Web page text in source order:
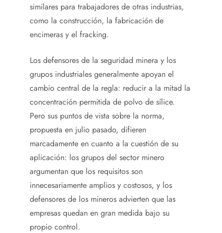
similares para trabajadores de otras industrias,
como la construcción, la fabricación de
encimeras y el fracking.
Los defensores de la seguridad minera y los
grupos industriales generalmente apoyan el
cambio central de la regla: reducir a la mitad la
concentración permitida de polvo de sílice.
Pero sus puntos de vista sobre la norma,
propuesta en julio pasado, difieren
marcadamente en cuanto a la cuestión de su
aplicación: los grupos del sector minero
argumentan que los requisitos son
innecesariamente amplios y costosos, y los
defensores de los mineros advierten que las
empresas quedan en gran medida bajo su
propio control.